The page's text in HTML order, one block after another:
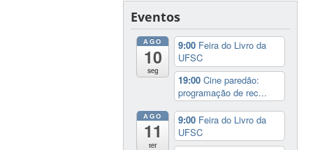
Eventos
AGO
10
seg
9:00 Feira do Livro da
UFSC
19:00Cine paredão:
programação de rec...
AGO
11
ter
9:00 Feira do Livro da
UFSC